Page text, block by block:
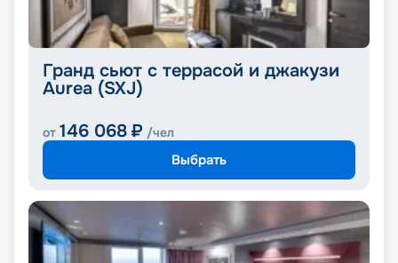
Гранд сьют с террасой и джакузи
Aurea (SXJ)
от 146 068 ₽ /чел
Выбрать